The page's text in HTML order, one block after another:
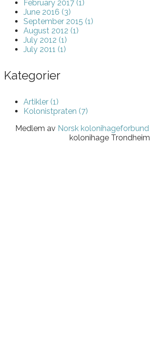
February 2017 (1)
June 2016 (3)
September 2015 (1)
August 2012 (1)
July 2012 (1)
July 2011 (1)
Kategorier
Artikler (1)
Kolonistpraten (7)
Medlem av Norsk kolonihageforbund
kolonihage Trondheim